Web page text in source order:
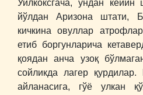
Уилкоксгача, ундан
йўлдан Аризона штати,
кичкина овуллар
етиб боргунларича
қоядан анча узоқ
сойликда лагер
айланасига, гўё улкан